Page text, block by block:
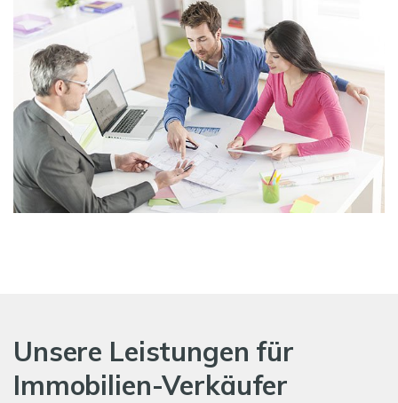
Unsere Leistungen für
Immobilien-Verkäufer